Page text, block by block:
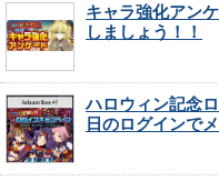
キャラ強化アン
しましょう！！
ハロウィン記念
日のログインで